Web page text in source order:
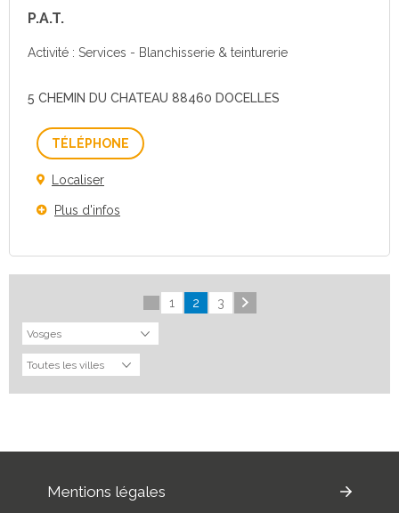
P.A.T.
Activité : Services - Blanchisserie & teinturerie
5 CHEMIN DU CHATEAU 88460 DOCELLES
Téléphone
Localiser
Plus d'infos
1 2 3
Mentions légales